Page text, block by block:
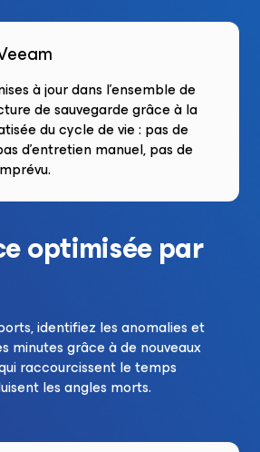
à jour dans l’ensemble de
de sauvegarde grâce à la
du cycle de vie : pas de
d’entretien manuel, pas de
optimisée par
identifiez les anomalies et
minutes grâce à de nouveaux
raccourcissent le temps
les angles morts.